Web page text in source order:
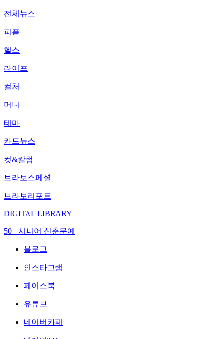
전체뉴스
피플
헬스
라이프
컬처
머니
테마
카드뉴스
컷&칼럼
브라보스페셜
브라보리포트
DIGITAL LIBRARY
50+ 시니어 신춘문예
블로그
인스타그램
페이스북
유튜브
네이버카페